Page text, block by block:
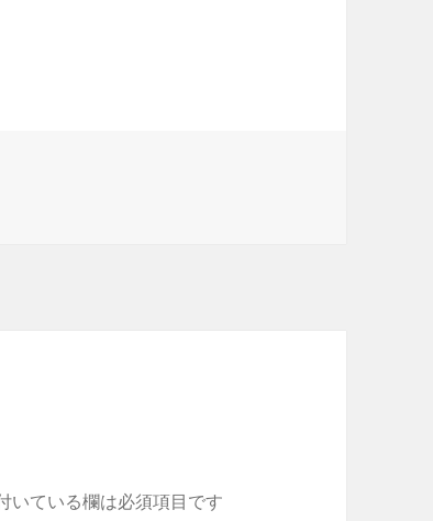
いている欄は必須項目です